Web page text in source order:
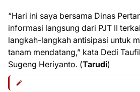
“Hari ini saya bersama Dinas
informasi langsung dari PJT II
langkah-langkah antisipasi untuk
tanam mendatang,” kata Dedi
Sugeng Heriyanto. (Tarudi)